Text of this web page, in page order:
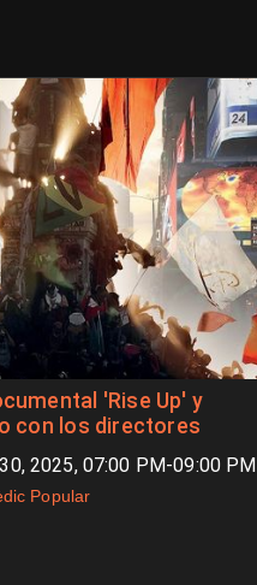
'Rise Up' y
con los directores
2025, 07:00 PM-09:00 PM
Popular